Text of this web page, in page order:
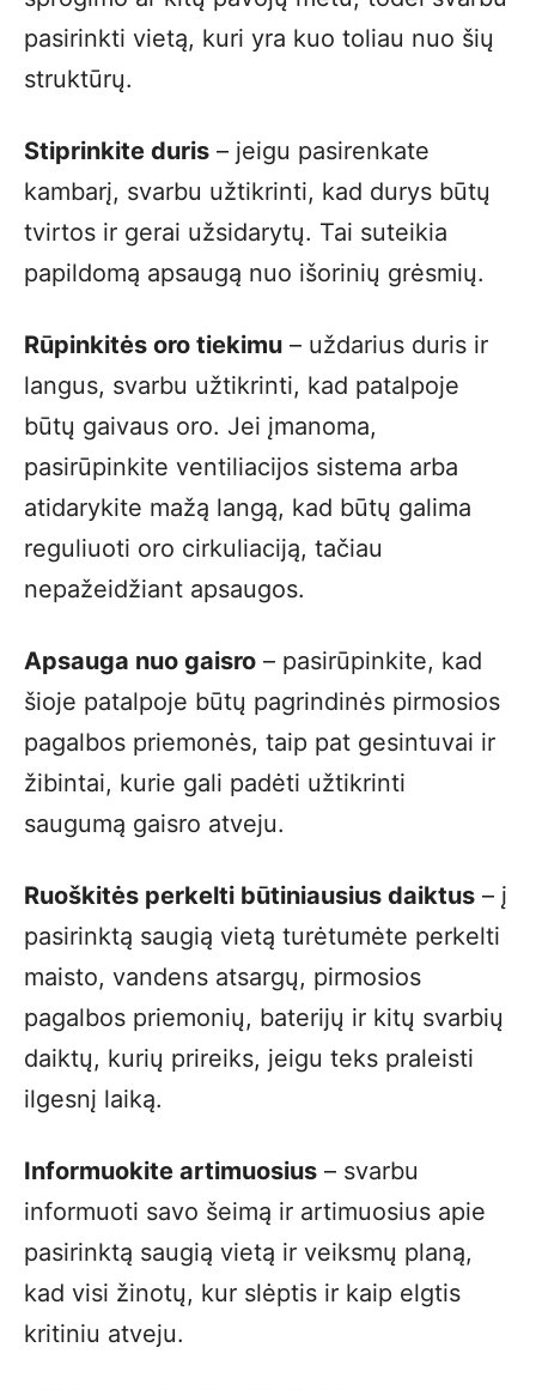
pasirinkti vietą, kuri yra kuo toliau nuo šių
struktūrų.
Stiprinkite duris – jeigu pasirenkate
kambarį, svarbu užtikrinti, kad durys būtų
tvirtos ir gerai užsidarytų. Tai suteikia
papildomą apsaugą nuo išorinių grėsmių.
Rūpinkitės oro tiekimu – uždarius duris ir
langus, svarbu užtikrinti, kad patalpoje
būtų gaivaus oro. Jei įmanoma,
pasirūpinkite ventiliacijos sistema arba
atidarykite mažą langą, kad būtų galima
reguliuoti oro cirkuliaciją, tačiau
nepažeidžiant apsaugos.
Apsauga nuo gaisro – pasirūpinkite, kad
šioje patalpoje būtų pagrindinės pirmosios
pagalbos priemonės, taip pat gesintuvai ir
žibintai, kurie gali padėti užtikrinti
saugumą gaisro atveju.
Ruoškitės perkelti būtiniausius daiktus – į
pasirinktą saugią vietą turėtumėte perkelti
maisto, vandens atsargų, pirmosios
pagalbos priemonių, baterijų ir kitų svarbių
daiktų, kurių prireiks, jeigu teks praleisti
ilgesnį laiką.
Informuokite artimuosius – svarbu
informuoti savo šeimą ir artimuosius apie
pasirinktą saugią vietą ir veiksmų planą,
kad visi žinotų, kur slėptis ir kaip elgtis
kritiniu atveju.